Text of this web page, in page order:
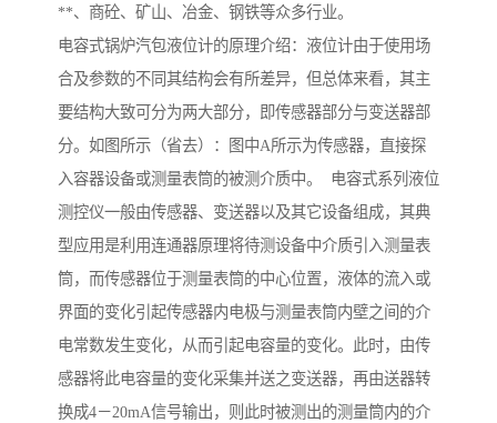
**、商砼、矿山、冶金、钢铁等众多行业。
电容式锅炉汽包液位计的原理介绍：液位计由于使用场
合及参数的不同其结构会有所差异，但总体来看，其主
要结构大致可分为两大部分，即传感器部分与变送器部
分。如图所示（省去）：图中A所示为传感器，直接探
入容器设备或测量表筒的被测介质中。 电容式系列液位
测控仪一般由传感器、变送器以及其它设备组成，其典
型应用是利用连通器原理将待测设备中介质引入测量表
筒，而传感器位于测量表筒的中心位置，液体的流入或
界面的变化引起传感器内电极与测量表筒内壁之间的介
电常数发生变化，从而引起电容量的变化。此时，由传
感器将此电容量的变化采集并送之变送器，再由送器转
换成4－20mA信号输出，则此时被测出的测量筒内的介